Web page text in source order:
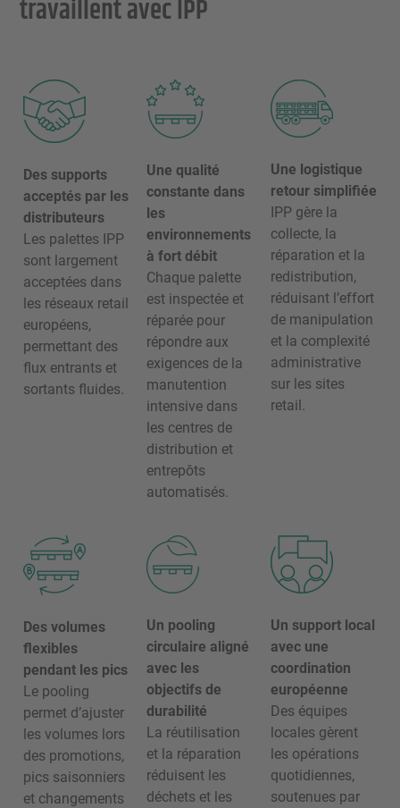
travaillent avec IPP
Des supports
acceptés par les
distributeurs
Les palettes IPP
sont largement
acceptées dans
les réseaux retail
européens,
permettant des
flux entrants et
sortants fluides.
Une qualité
constante dans
les
environnements
à fort débit
Chaque palette
est inspectée et
réparée pour
répondre aux
exigences de la
manutention
intensive dans
les centres de
distribution et
entrepôts
automatisés.
Une logistique
retour simplifiée
IPP gère la
collecte, la
réparation et la
redistribution,
réduisant l’effort
de manipulation
et la complexité
administrative
sur les sites
retail.
Des volumes
flexibles
pendant les pics
Le pooling
permet d’ajuster
les volumes lors
des promotions,
pics saisonniers
et changements
Un pooling
circulaire aligné
avec les
objectifs de
durabilité
La réutilisation
et la réparation
réduisent les
déchets et les
Un support local
avec une
coordination
européenne
Des équipes
locales gèrent
les opérations
quotidiennes,
soutenues par